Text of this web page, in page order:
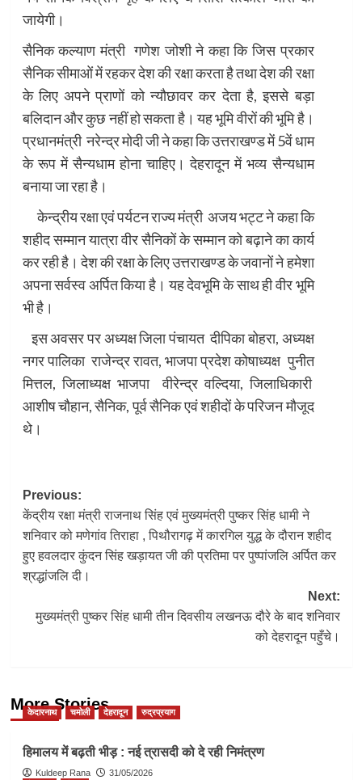
जायेगी।
सैनिक कल्याण मंत्री गणेश जोशी ने कहा कि जिस प्रकार
सैनिक सीमाओं में रहकर देश की रक्षा करता है तथा देश की रक्षा
के लिए अपने प्राणों को न्यौछावर कर देता है, इससे बड़ा
बलिदान और कुछ नहीं हो सकता है। यह भूमि वीरों की भूमि है।
प्रधानमंत्री नरेन्द्र मोदी जी ने कहा कि उत्तराखण्ड में 5वें धाम
के रूप में सैन्यधाम होना चाहिए। देहरादून में भव्य सैन्यधाम
बनाया जा रहा है।
केन्द्रीय रक्षा एवं पर्यटन राज्य मंत्री अजय भट्ट ने कहा कि
शहीद सम्मान यात्रा वीर सैनिकों के सम्मान को बढ़ाने का कार्य
कर रही है। देश की रक्षा के लिए उत्तराखण्ड के जवानों ने हमेशा
अपना सर्वस्व अर्पित किया है। यह देवभूमि के साथ ही वीर भूमि
भी है।
इस अवसर पर अध्यक्ष जिला पंचायत दीपिका बोहरा, अध्यक्ष
नगर पालिका राजेन्द्र रावत, भाजपा प्रदेश कोषाध्यक्ष पुनीत
मित्तल, जिलाध्यक्ष भाजपा वीरेन्द्र वल्दिया, जिलाधिकारी
आशीष चौहान, सैनिक, पूर्व सैनिक एवं शहीदों के परिजन मौजूद
थे।
Post
navigation
Previous:
केंद्रीय रक्षा मंत्री राजनाथ सिंह एवं मुख्यमंत्री पुष्कर सिंह धामी ने
शनिवार को मणेगांव तिराहा , पिथौरागढ़ में कारगिल युद्ध के दौरान शहीद
हुए हवलदार कुंदन सिंह खड़ायत जी की प्रतिमा पर पुष्पांजलि अर्पित कर
श्रद्धांजलि दी।
Next:
मुख्यमंत्री पुष्कर सिंह धामी तीन दिवसीय लखनऊ दौरे के बाद शनिवार
को देहरादून पहुँचे।
More Stories
केदारनाथ चमोली देहरादून रुद्रप्रयाग
हिमालय में बढ़ती भीड़ : नई त्रासदी को दे रही निमंत्रण
Kuldeep Rana 31/05/2026